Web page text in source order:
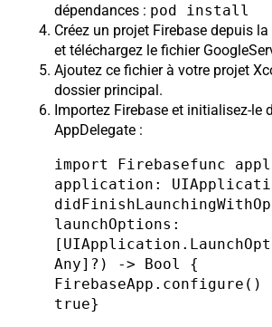
dépendances : pod install
Créez un projet Firebase depuis
et téléchargez le fichier
Ajoutez ce fichier à votre projet
dossier principal.
Importez Firebase et initialisez-le
AppDelegate :
import Firebasefunc
application:
launchOptions:
Any]?) -> Bool {
true}